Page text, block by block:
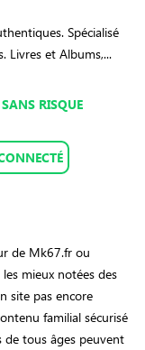
Spécialisé
Livres et Albums,...
SANS RISQUE
de Mk67.fr ou
les mieux notées des
site pas encore
familial sécurisé
tous âges peuvent